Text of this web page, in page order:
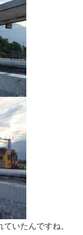
いたんですね。